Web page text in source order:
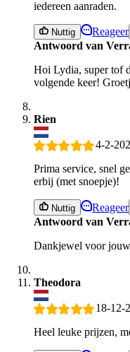
iedereen aanraden.
Nuttig Reageer
Antwoord van
Hoi Lydia, super tof
volgende keer!
Rien
4-2-
Prima service, snel
erbij (met snoepje)!
Nuttig Reageer
Antwoord van
Dankjewel voor
Theodora
18-12-
Heel leuke prijzen,